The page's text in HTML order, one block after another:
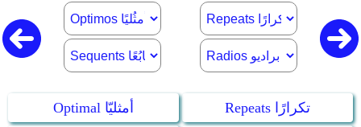
Optimal أمثليّا
Repeats تكرارًا